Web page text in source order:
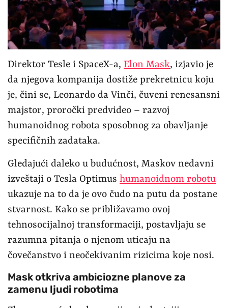
Direktor Tesle i SpaceX-a, Elon Mask, izjavio je
da njegova kompanija dostiže prekretnicu koju
je, čini se, Leonardo da Vinči, čuveni renesansni
majstor, proročki predvideo – razvoj
humanoidnog robota sposobnog za obavljanje
specifičnih zadataka.
Gledajući daleko u budućnost, Maskov nedavni
izveštaji o Tesla Optimus humanoidnom robotu
ukazuje na to da je ovo čudo na putu da postane
stvarnost. Kako se približavamo ovoj
tehnosocijalnoj transformaciji, postavljaju se
razumna pitanja o njenom uticaju na
čovečanstvo i neočekivanim rizicima koje nosi.
Mask otkriva ambiciozne planove za
zamenu ljudi robotima